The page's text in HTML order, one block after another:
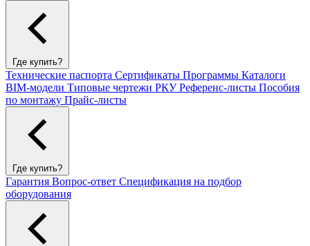
Где купить?
Технические паспорта Сертификаты Программы Каталоги
BIM-модели Типовые чертежи РКУРеференс-листы Пособия
по монтажу Прайс-листы
Где купить?
Гарантия Вопрос-ответ Спецификация на подбор
оборудования